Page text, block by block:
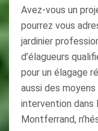
Avez-vous un
pourrez vous
jardinier
d’élagueurs
pour un élagage
aussi des
intervention dans
Montferrand,